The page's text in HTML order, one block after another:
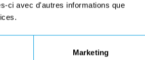
ci avec d'autres informations que
Marketing
Contactez-